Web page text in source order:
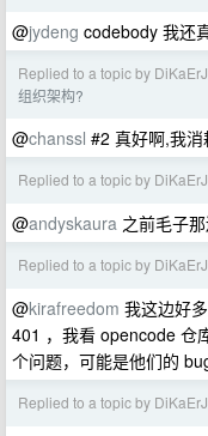
@jydeng codebody 我还
Replied to a topic by
组织架构?
@chanssl #2 真好啊,我消
Replied to a topic by
@andyskaura 之前毛子那
Replied to a topic by
@kirafreedom 我这边好
401 ，我看 opencode 仓
个问题，可能是他们的
Replied to a topic by